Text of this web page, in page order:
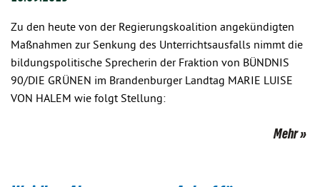
Zu den heute von der Regierungskoalition angekündigten
Maßnahmen zur Senkung des Unterrichtsausfalls nimmt die
bildungspolitische Sprecherin der Fraktion von BÜNDNIS
90/DIE GRÜNEN im Brandenburger Landtag MARIE LUISE
VON HALEM wie folgt Stellung:
Mehr